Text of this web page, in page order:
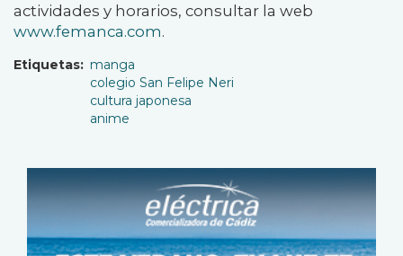
actividades y horarios, consultar la web
www.femanca.com.
Etiquetas
manga
colegio San Felipe Neri
cultura japonesa
anime